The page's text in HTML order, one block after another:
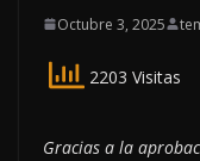
Octubre 3, 2025
2203 Visitas
Gracias a la